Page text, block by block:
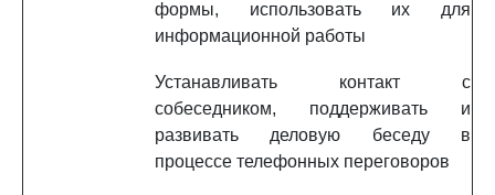
формы, использовать их для
информационной работы
Устанавливать контакт с
собеседником, поддерживать и
развивать деловую беседу в
процессе телефонных переговоров